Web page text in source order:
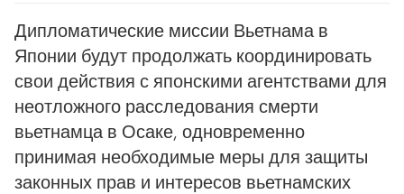
Дипломатические миссии Вьетнама в
Японии будут продолжать координировать
свои действия с японскими агентствами для
неотложного расследования смерти
вьетнамца в Осаке, одновременно
принимая необходимые меры для защиты
законных прав и интересов вьетнамских